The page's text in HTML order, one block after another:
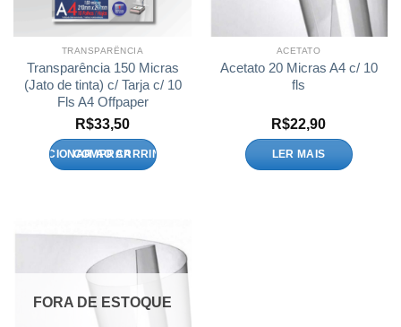
TRANSPARÊNCIA
Transparência 150 Micras
(Jato de tinta) c/ Tarja c/ 10
Fls A4 Offpaper
R$33,50
ADICIONAR AO CARRINHO
ACETATO
Acetato 20 Micras A4 c/ 10
fls
R$22,90
LER MAIS
FORA DE ESTOQUE